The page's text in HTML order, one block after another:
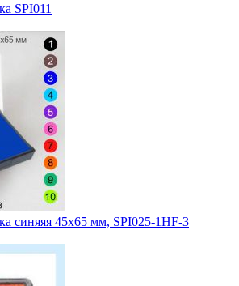
SPI011
синяяя 45х65 мм, SPI025-1HF-3